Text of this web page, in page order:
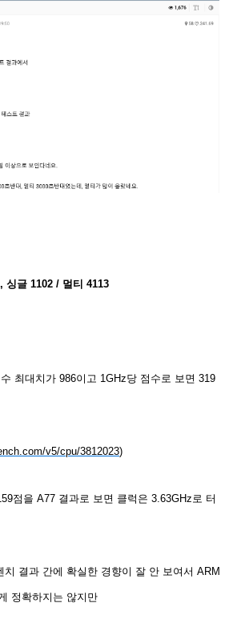
싱글 1102 / 멀티 4113
최대치가 986이고 1GHz당 점수로 보면 319
v5/cpu/3812023)
점을 A77 결과로 보면 클럭은 3.63GHz로 터
결과 간에 확실한 경향이 잘 안 보여서 ARM
정확하지는 않지만